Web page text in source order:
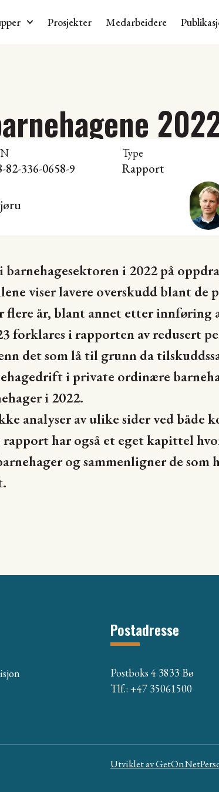
Prosjekter Medarbeidere
82-336-0658-9
Type
Rapport
i 2022 på
viser lavere overskudd blant de
år, blant annet etter innføring
forklares i rapporten av redusert
det som lå til grunn da
i private ordinære
i 2022.
analyser av ulike sider ved både
har også et eget kapittel
og sammenligner de
Postadresse
Postboks 4 3833 Bø
Tlf.: +47 35061500
Utviklet avGetOnNet